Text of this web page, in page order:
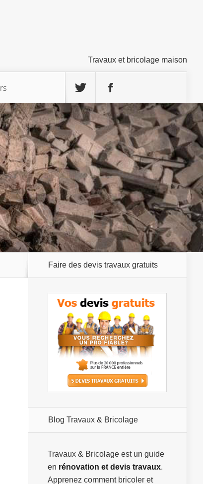
Travaux et bricolage maison
Faire des devis travaux gratuits
Blog Travaux & Bricolage
Travaux & Bricolage est un guide
en rénovation et devis travaux.
Apprenez comment bricoler et